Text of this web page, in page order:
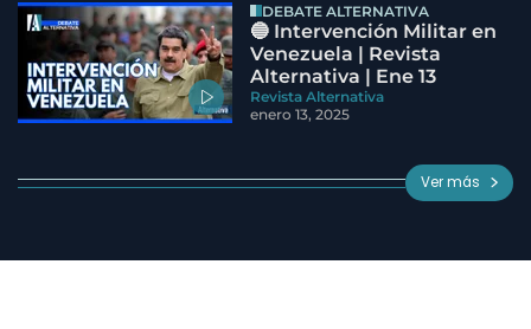
DEBATE ALTERNATIVA
🔵 Intervención Militar en
Venezuela | Revista
Alternativa | Ene 13
Revista Alternativa
enero 13, 2025
Ver más